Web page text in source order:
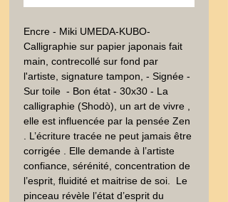
Encre - Miki UMEDA-KUBO-
Calligraphie sur papier japonais fait
main, contrecollé sur fond par
l'artiste, signature tampon, - Signée -
Sur toile  - Bon état - 30x30 - La
calligraphie (Shodò), un art de vivre ,
elle est influencée par la pensée Zen
. L’écriture tracée ne peut jamais être
corrigée . Elle demande à l’artiste
confiance, sérénité, concentration de
l’esprit, fluidité et maitrise de soi.  Le
pinceau révèle l’état d’esprit du